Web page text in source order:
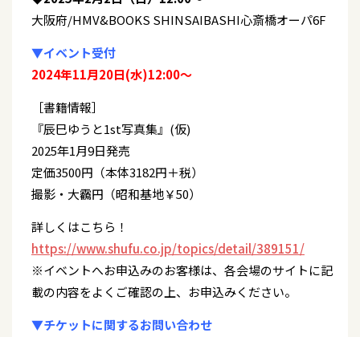
大阪府/HMV&BOOKS SHINSAIBASHI心斎橋オーパ6F
▼イベント受付
2024年11月20日(水)12:00〜
［書籍情報］
『辰巳ゆうと1st写真集』(仮)
2025年1月9日発売
定価3500円（本体3182円＋税）
撮影・大靏円（昭和基地￥50）
詳しくはこちら！
https://www.shufu.co.jp/topics/detail/389151/
※イベントへお申込みのお客様は、各会場のサイトに記
載の内容をよくご確認の上、お申込みください。
▼チケットに関するお問い合わせ